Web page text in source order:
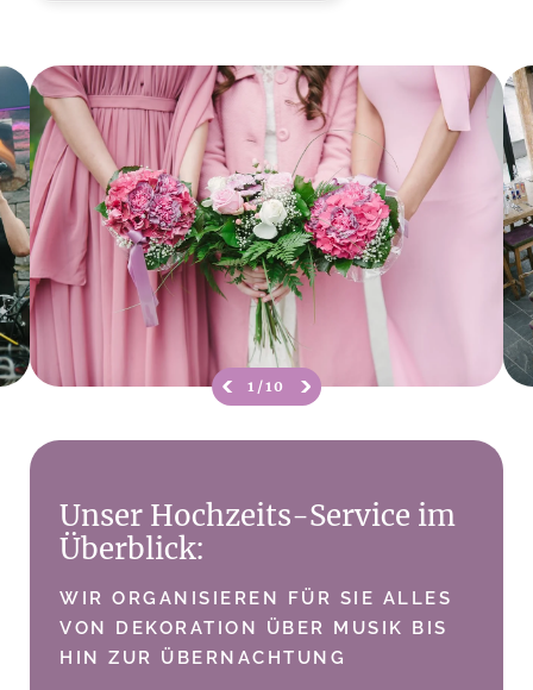
1/10
Unser Hochzeits-Service im
Überblick:
WIR ORGANISIEREN FÜR SIE ALLES
VON DEKORATION ÜBER MUSIK BIS
HIN ZUR ÜBERNACHTUNG